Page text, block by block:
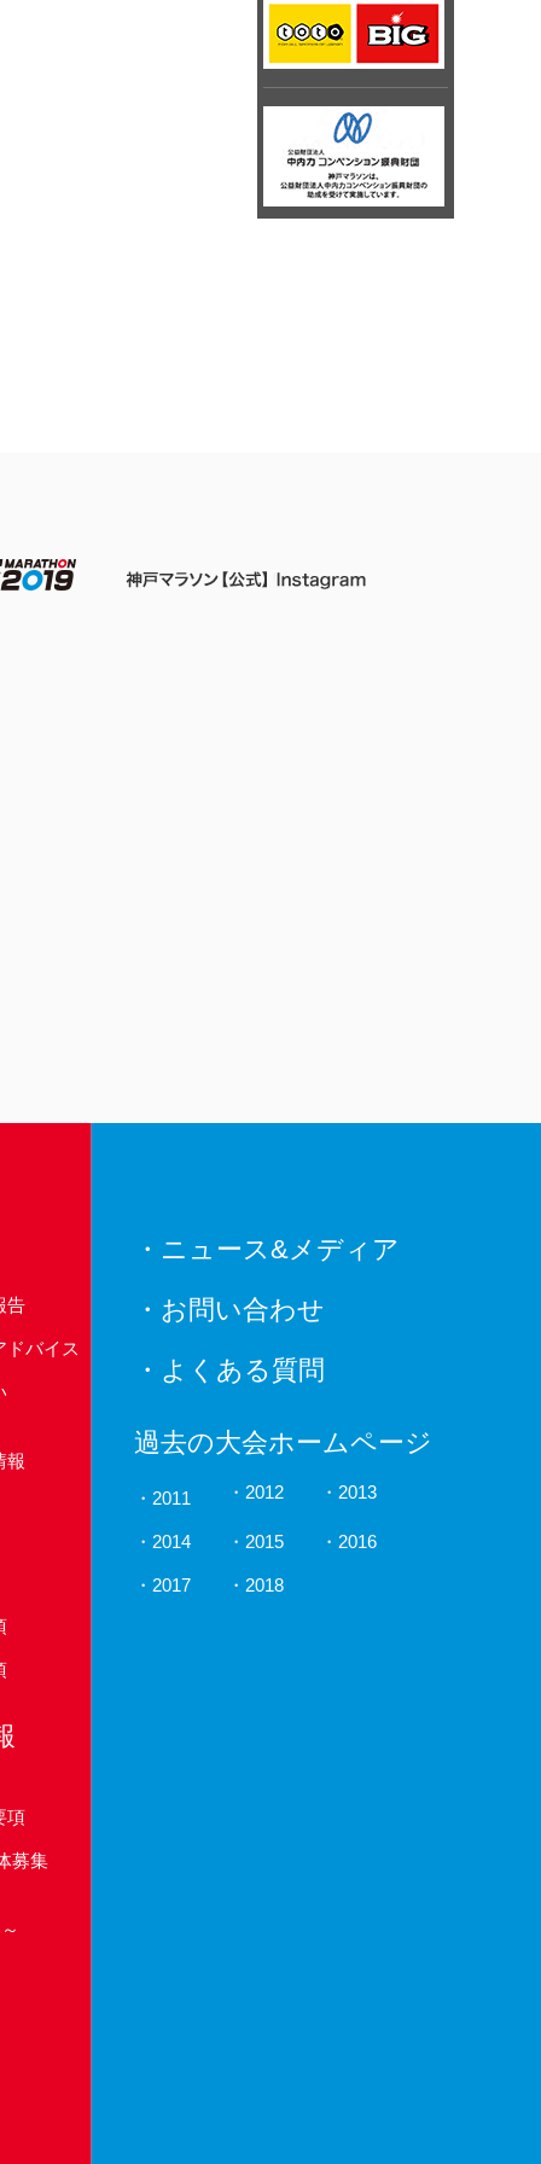
告
ドバイス
報
項
募集
・ニュース&メディア
・お問い合わせ
・よくある質問
過去の大会ホームページ
2011 2012 2013
2014 2015 2016
2017 2018